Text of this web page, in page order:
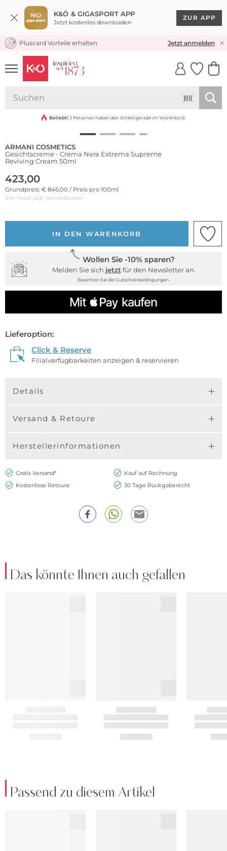
K&Ö & GIGASPORT APP
Jetzt kostenlos downloaden
ZUR APP
KOSTENLOSER VERSAND* & RÜCKVERSAND
Pluscard Vorteile erhalten Jetzt anmelden
UNSERE APP
CLICK &
Beliebt! 2 Personen haben den Artikel gerade im Warenkorb
ARMANI COSMETICS
Gesichtscreme - Crema Nera Extrema Supreme
Reviving Cream 50ml
423,00
Grundpreis: € 846,00 / Preis pro 100ml
inkl. Mwst zzgl. Versandkosten
IN DEN WARENKORB
Wollen Sie -10% sparen?
Melden Sie sich jetzt für den Newsletter an.
Beachten Sie die Gutscheinbedingungen.
Lieferoption:
Click & Reserve
Filialverfügbarkeiten anzeigen & reservieren
Details
Versand & Retoure
Herstellerinformationen
Gratis Versand*
Kauf auf Rechnung
Kostenlose Retoure
30 Tage Rückgaberecht
Das könnte Ihnen auch gefallen
Passend zu diesem Artikel